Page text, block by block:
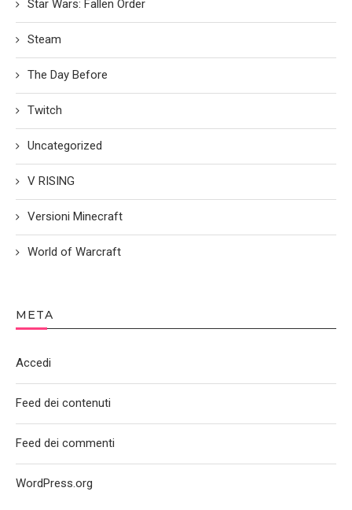
Star Wars: Fallen Order
Steam
The Day Before
Twitch
Uncategorized
V RISING
Versioni Minecraft
World of Warcraft
META
Accedi
Feed dei contenuti
Feed dei commenti
WordPress.org